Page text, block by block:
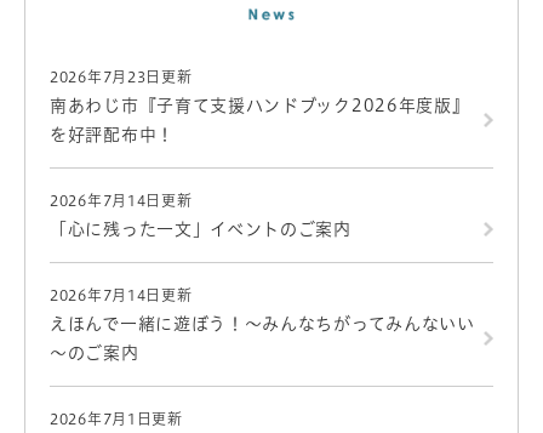
2026年7月23日更新
南あわじ市『子育て支援ハンドブック2026年度版』
を好評配布中！
2026年7月14日更新
「心に残った一文」イベントのご案内
2026年7月14日更新
えほんで一緒に遊ぼう！～みんなちがってみんないい
～のご案内
2026年7月1日更新